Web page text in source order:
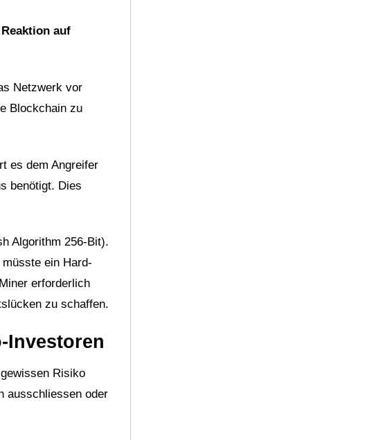
auf
Netzwerk vor
Blockchain zu
es dem Angreifer
benötigt. Dies
Algorithm 256-Bit).
ein Hard-
erforderlich
zu schaffen.
Investoren
Risiko
ausschliessen oder